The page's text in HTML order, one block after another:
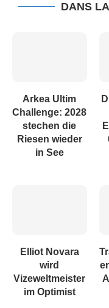
DANS
Arkea Ultim
Challenge: 2028
stechen die
Riesen wieder
in See
Elliot Novara
wird
Vizeweltmeister
im Optimist